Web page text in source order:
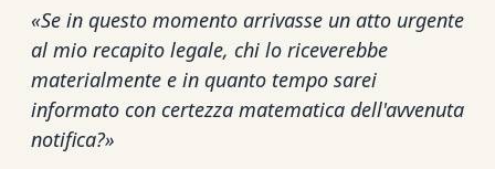
«Se in questo momento arrivasse un atto urgente
al mio recapito legale, chi lo riceverebbe
materialmente e in quanto tempo sarei
informato con certezza matematica dell'avvenuta
notifica?»